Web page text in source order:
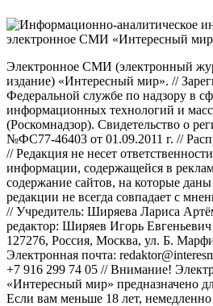
Электронное СМИ (электронный
издание) «Интересный мир». //
Федеральной службе по надзору в
информационных технологий и
(Роскомнадзор). Свидетельство о
№ФС77-46403 от 01.09.2011 г. //
// Редакция не несет
информации, содержащейся в
содержание сайтов, на которые
редакции не всегда совпадает с
// Учредитель: Ширяева Лариса
редактор: Ширяев Игорь
127276, Россия, Москва, ул. Б.
Электронная почта:
+7 916 299 74 05 // Внимание!
«Интересный мир» предназначено
Если вам меньше 18 лет, немедленно